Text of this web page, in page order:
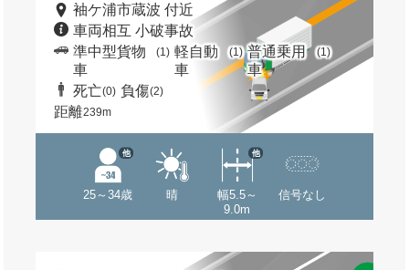
袖ケ浦市蔵波 付近
車両相互 小破事故
準中型貨物
車
(1) 軽自動
車
(1) 普通乗用
車
(1)
死亡(0) 負傷(2)
距離239m
25～34歳
他
晴
幅5.5～
9.0m
他
信号なし